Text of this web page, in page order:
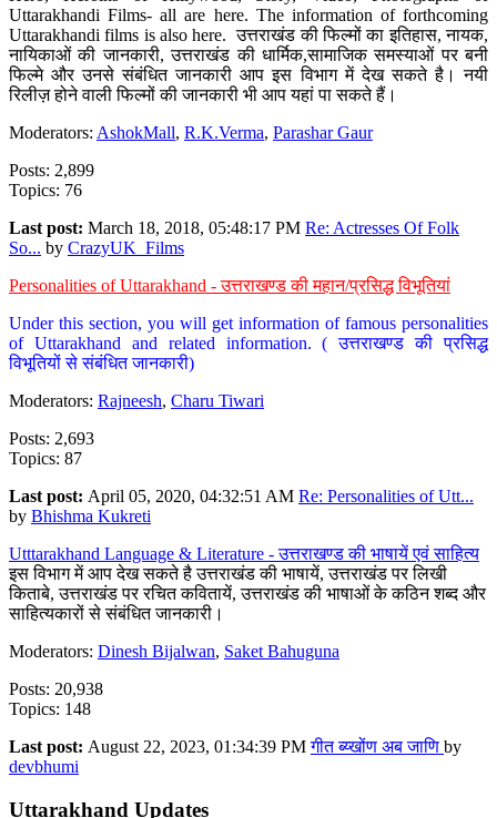
Uttarakhandi Films- all are here. The information of forthcoming
Uttarakhandi films is also here. उत्तराखंड की फिल्मों का इतिहास, नायक,
नायिकाओं की जानकारी, उत्तराखंड की धार्मिक,सामाजिक समस्याओं पर बनी
फिल्मे और उनसे संबंधित जानकारी आप इस विभाग में देख सकते है। नयी
रिलीज़ होने वाली फिल्मों की जानकारी भी आप यहां पा सकते हैं।
Moderators: AshokMall, R.K.Verma, Parashar Gaur
Posts: 2,899
Topics: 76
Last post: March 18, 2018, 05:48:17 PM Re: Actresses Of Folk
So... by CrazyUK_Films
Personalities of Uttarakhand - उत्तराखण्ड की महान/प्रसिद्ध विभूतियां
Under this section, you will get information of famous personalities
of Uttarakhand and related information. ( उत्तराखण्ड की प्रसिद्ध
विभूतियों से संबंधित जानकारी)
Moderators: Rajneesh, Charu Tiwari
Posts: 2,693
Topics: 87
Last post: April 05, 2020, 04:32:51 AM Re: Personalities of Utt...
by Bhishma Kukreti
Utttarakhand Language & Literature - उत्तराखण्ड की भाषायें एवं साहित्य
इस विभाग में आप देख सकते है उत्तराखंड की भाषायें, उत्तराखंड पर लिखी
किताबे, उत्तराखंड पर रचित कवितायें, उत्तराखंड की भाषाओं के कठिन शब्द और
साहित्यकारों से संबंधित जानकारी।
Moderators: Dinesh Bijalwan, Saket Bahuguna
Posts: 20,938
Topics: 148
Last post: August 22, 2023, 01:34:39 PMगीत ब्य्खोंण अब जाणि by
devbhumi
Uttarakhand Updates